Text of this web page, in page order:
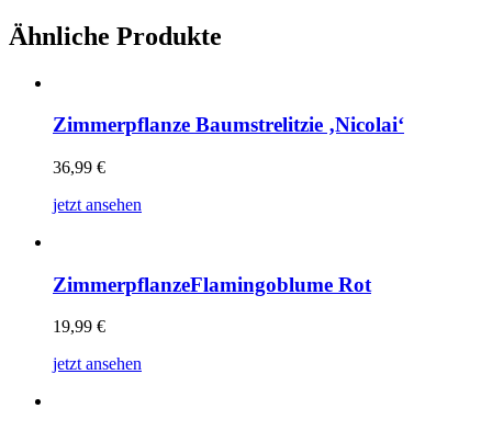
Ähnliche Produkte
Zimmerpflanze Baumstrelitzie ‚Nicolai‘
36,99 €
jetzt ansehen
ZimmerpflanzeFlamingoblume Rot
19,99 €
jetzt ansehen